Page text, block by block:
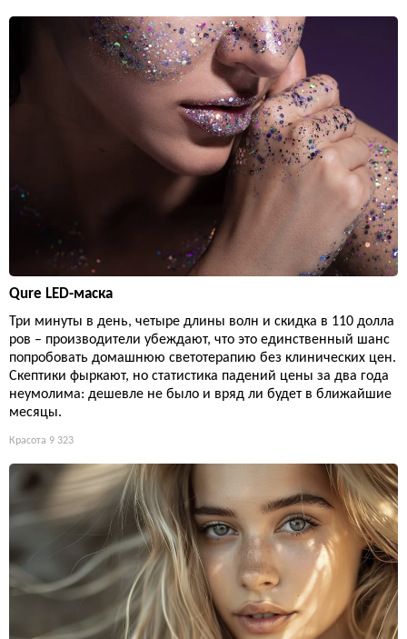
Qure LED-маска
Три минуты в день, четыре длины волн и скидка в 110 долла
ров – производители убеждают, что это единственный шанс
попробовать домашнюю светотерапию без клинических цен.
Скептики фыркают, но статистика падений цены за два года
неумолима: дешевле не было и вряд ли будет в ближайшие
месяцы.
Красота 9 323